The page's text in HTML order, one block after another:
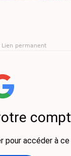
Lien permanent